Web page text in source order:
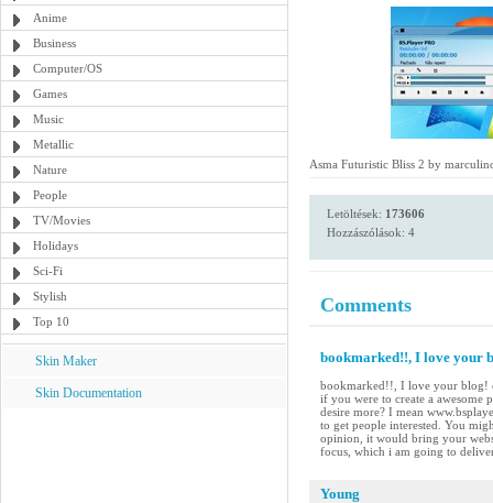
Anime
Business
Computer/OS
Games
Music
Metallic
Nature
People
TV/Movies
Holidays
Sci-Fi
Stylish
Top 10
Skin Maker
Skin Documentation
Asma Futuristic Bliss 2 by
Letöltések: 173606
Hozzászólások: 4
Comments
bookmarked!!, I love your
bookmarked!!, I love your blog!
if you were to create a awesome
desire more? I mean
to get people interested. You
opinion, it would bring your
focus, which i am going to
Young